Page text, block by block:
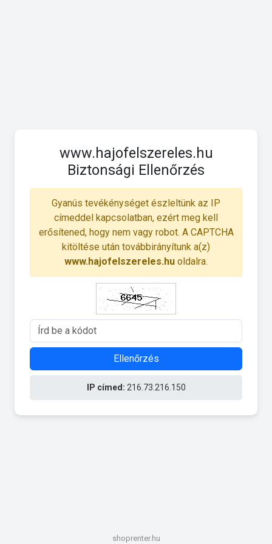
www.hajofelszereles.hu
Biztonsági Ellenőrzés
Gyanús tevékénységet észleltünk az IP
címeddel kapcsolatban, ezért meg kell
erősítened, hogy nem vagy robot. A CAPTCHA
kitöltése után továbbirányítunk a(z)
www.hajofelszereles.hu oldalra.
Ellenőrzés
IP címed: 216.73.216.150
shoprenter.hu